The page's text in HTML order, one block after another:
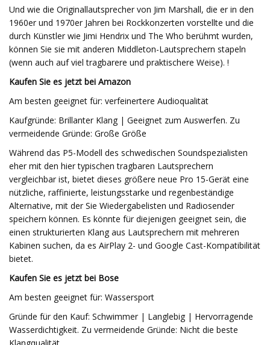
Und wie die Originallautsprecher von Jim Marshall, die er in den
1960er und 1970er Jahren bei Rockkonzerten vorstellte und die
durch Künstler wie Jimi Hendrix und The Who berühmt wurden,
können Sie sie mit anderen Middleton-Lautsprechern stapeln
(wenn auch auf viel tragbarere und praktischere Weise). !
Kaufen Sie es jetzt bei Amazon
Am besten geeignet für: verfeinertere Audioqualität
Kaufgründe: Brillanter Klang | Geeignet zum Auswerfen. Zu
vermeidende Gründe: Große Größe
Während das P5-Modell des schwedischen Soundspezialisten
eher mit den hier typischen tragbaren Lautsprechern
vergleichbar ist, bietet dieses größere neue Pro 15-Gerät eine
nützliche, raffinierte, leistungsstarke und regenbeständige
Alternative, mit der Sie Wiedergabelisten und Radiosender
speichern können. Es könnte für diejenigen geeignet sein, die
einen strukturierten Klang aus Lautsprechern mit mehreren
Kabinen suchen, da es AirPlay 2- und Google Cast-Kompatibilität
bietet.
Kaufen Sie es jetzt bei Bose
Am besten geeignet für: Wassersport
Gründe für den Kauf: Schwimmer | Langlebig | Hervorragende
Wasserdichtigkeit. Zu vermeidende Gründe: Nicht die beste